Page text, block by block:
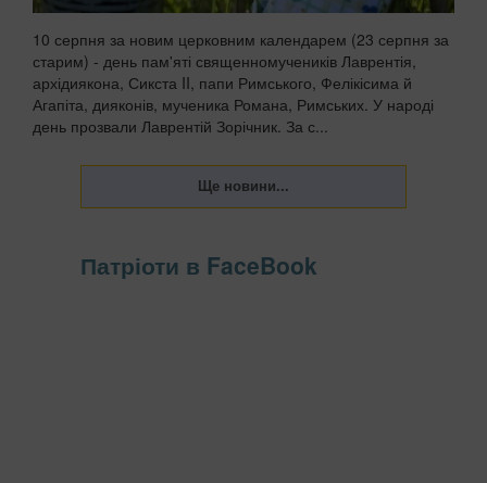
10 серпня за новим церковним календарем (23 серпня за
старим) - день пам'яті священномучеників Лаврентія,
архідиякона, Сикста II, папи Римського, Фелікісима й
Агапіта, дияконів, мученика Романа, Римських. У народі
день прозвали Лаврентій Зорічник. За с...
Патріоти в FaceBook